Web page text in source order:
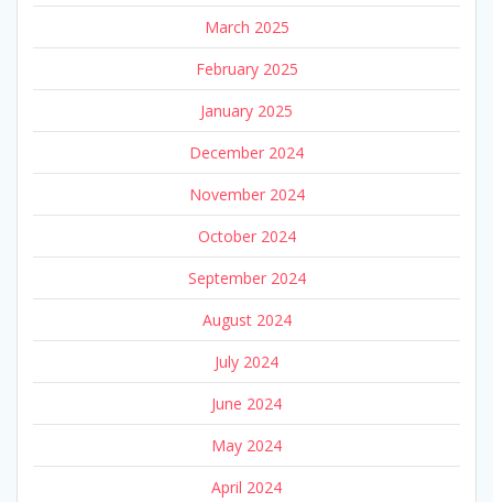
March 2025
February 2025
January 2025
December 2024
November 2024
October 2024
September 2024
August 2024
July 2024
June 2024
May 2024
April 2024